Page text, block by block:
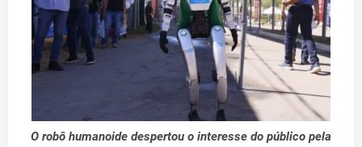
O robô humanoide despertou o interesse do público pela